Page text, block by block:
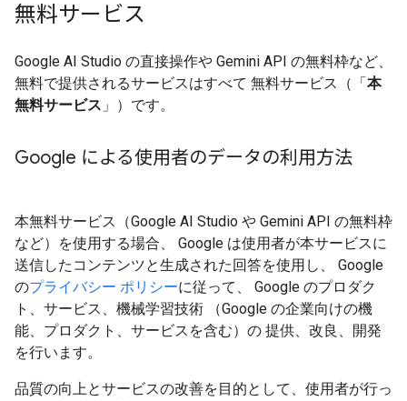
無料サービス
Google AI Studio の直接操作や Gemini API の無料枠など、
無料で提供されるサービスはすべて 無料サービス（「本
無料サービス 」）です。
Google による使用者のデータの利用方法
本無料サービス（Google AI Studio や Gemini API の無料枠
など）を使用する場合、 Google は使用者が本サービスに
送信したコンテンツと生成された回答を使用し、 Google
のプライバシー ポリシーに従って、 Google のプロダク
ト、サービス、機械学習技術 （Google の企業向けの機
能、プロダクト、サービスを含む）の 提供、改良、開発
を行います。
品質の向上とサービスの改善を目的として、使用者が行っ